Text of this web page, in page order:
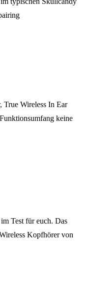
Wireless In Ear
keine
Test für euch. Das
Kopfhörer von